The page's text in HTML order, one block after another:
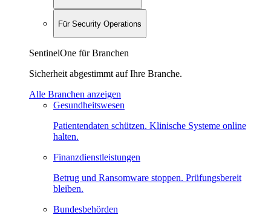
Für Security Operations
SentinelOne für Branchen
Sicherheit abgestimmt auf Ihre Branche.
Alle Branchen anzeigen
Gesundheitswesen
Patientendaten schützen. Klinische Systeme online
halten.
Finanzdienstleistungen
Betrug und Ransomware stoppen. Prüfungsbereit
bleiben.
Bundesbehörden